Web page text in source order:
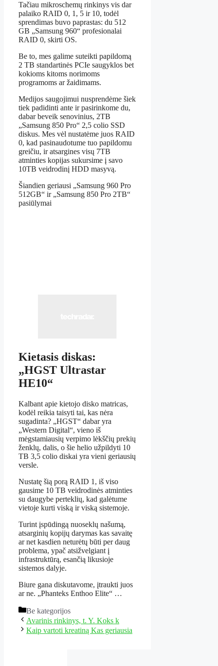
Tačiau mikroschemų rinkinys vis dar
palaiko RAID 0, 1, 5 ir 10, todėl
sprendimas buvo paprastas: du 512
GB „Samsung 960“ profesionalai
RAID 0, skirti OS.
Be to, mes galime suteikti papildomą
2 TB standartinės PCIe saugyklos bet
kokioms kitoms norimoms
programoms ar žaidimams.
Medijos saugojimui nusprendėme šiek
tiek padidinti ante ir pasirinkome du,
dabar beveik senovinius, 2TB
„Samsung 850 Pro“ 2,5 colio SSD
diskus. Mes vėl nustatėme juos RAID
0, kad pasinaudotume tuo papildomu
greičiu, ir atsargines visų 7TB
atminties kopijas sukursime į savo
10TB veidrodinį HDD masyvą.
Šiandien geriausi „Samsung 960 Pro
512GB“ ir „Samsung 850 Pro 2TB“
pasiūlymai
Kietasis diskas:
„HGST Ultrastar
HE10“
Kalbant apie kietojo disko matricas,
kodėl reikia taisyti tai, kas nėra
sugadinta? „HGST“ dabar yra
„Western Digital“, vieno iš
mėgstamiausių verpimo lėkščių prekių
ženklų, dalis, o šie helio užpildyti 10
TB 3,5 colio diskai yra vieni geriausių
versle.
Nustatę šią porą RAID 1, iš viso
gausime 10 TB veidrodinės atminties
su daugybe perteklių, kad galėtume
vietoje kurti viską ir viską sistemoje.
Turint įspūdingą nuoseklų našumą,
atsarginių kopijų darymas kas savaitę
ar net kasdien neturėtų būti per daug
problema, ypač atsižvelgiant į
infrastruktūrą, esančią likusioje
sistemos dalyje.
Biure gana diskutavome, įtraukti juos
ar ne. „Phanteks Enthoo Elite“ …
Kategorijos
Be kategorijos
Avarinis rinkinys, t. Y. Koks k
Kaip vartoti kreatiną Kas geriausia